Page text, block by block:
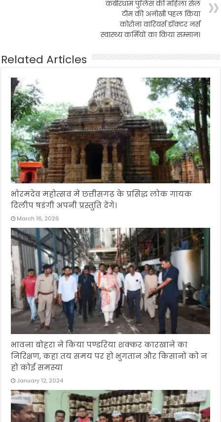
कबीरधाम पुलिस की महिला सेल
टीम की अनोखी पहल किया
कोरोना वारियर्स डॉक्टर नर्स
स्वास्थ्य कर्मियों का किया सम्मान।
Related Articles
भोरमदेव महोत्सव में छत्तीसगढ़ के प्रसिद्ध लोक गायक
दिलीप षडंगी अपनी प्रस्तुति देंगे।
March 16, 2026
भावना बोहरा ने किया पण्डरिया शक्कर कारखाने का
निरिक्षण, कहा तय समय पर हो भुगतान और किसानों को न
हो कोई समस्या
January 12, 2024